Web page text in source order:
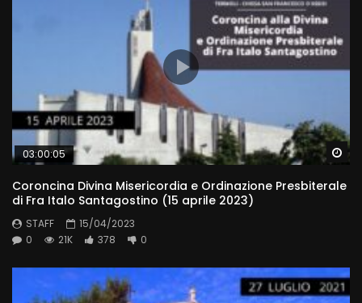
03:00:05
Coroncina Divina Misericordia e Ordinazione Presbiterale
di Fra Italo Santagostino (15 aprile 2023)
STAFF
15/04/2023
0
21K 378 0